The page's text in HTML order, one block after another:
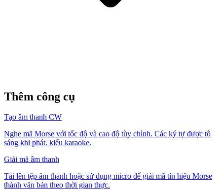
Thêm công cụ
Tạo âm thanh CW
Nghe mã Morse với tốc độ và cao độ tùy chỉnh. Các ký tự được tô
sáng khi phát. kiểu karaoke.
Giải mã âm thanh
Tải lên tệp âm thanh hoặc sử dụng micro để giải mã tín hiệu Morse
thành văn bản theo thời gian thực.